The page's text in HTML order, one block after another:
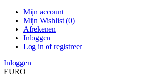
Mijn account
Mijn Wishlist (0)
Afrekenen
Inloggen
Log in of registreer
Inloggen
EURO